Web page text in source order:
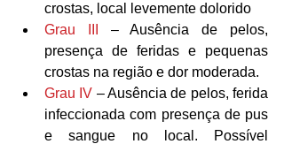
crostas, local levemente dolorido
Grau III
– Ausência de pelos,
presença de feridas e pequenas
crostas na região e dor moderada.
Grau IV – Ausência de pelos, ferida
infeccionada com presença de pus
e sangue no local. Possível